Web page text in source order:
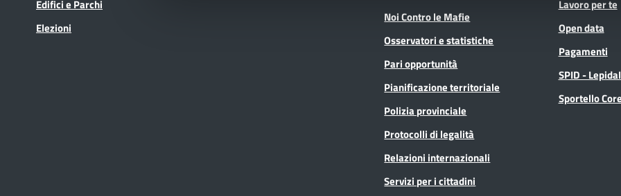
Edifici e Parchi
Elezioni
Noi Contro le Mafie
Osservatori e statistiche
Pari opportunità
Pianificazione territoriale
Polizia provinciale
Protocolli di legalità
Relazioni internazionali
Servizi per i cittadini
Lavoro per te
Open data
Pagamenti
SPID -
Sportello